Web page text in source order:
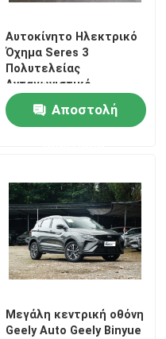
Αυτοκίνητο Ηλεκτρικό
Όχημα Seres 3
Πολυτελείας
Ανταγωνιστικό
Εξαγωγής Αυτόματο
Γρήγορο ΠλοίοΑποστολή
Μεγάλη κεντρική οθόνη
Geely Auto Geely Binyue